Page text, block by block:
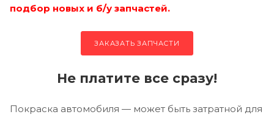
подбор новых и б/у запчастей.
ЗАКАЗАТЬ ЗАПЧАСТИ
Не платите все сразу!
Покраска автомобиля — может быть затратной для